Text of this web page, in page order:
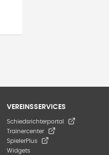
VEREINSSERVICES
Schiedsrichterportal
Trainercenter
SpielerPlus
Widgets